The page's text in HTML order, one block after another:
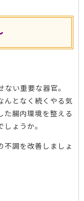
い重要な器官。
んとなく続くやる気
た腸内環境を整える
ょうか。
不調を改善しましょ